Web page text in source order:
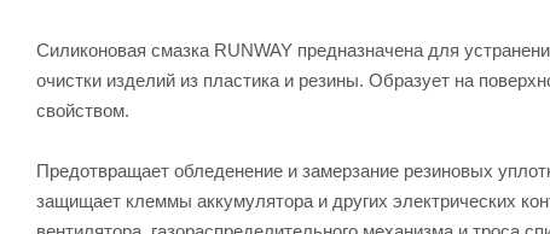
Силиконовая смазка RUNWAY предназначена для
очистки изделий из пластика и резины. Образует на
свойством.
Предотвращает обледенение и замерзание резиновых
защищает клеммы аккумулятора и других электрических